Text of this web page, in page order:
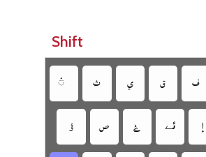
Shift
‏ ‏ ‏ ‏ ‏
‏ ‏ ‏ ‏ئے ‏